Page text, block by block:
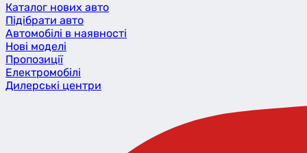
Каталог нових авто
Підібрати авто
Автомобілі в наявності
Нові моделі
Пропозиції
Eлектромобілі
Дилерські центри